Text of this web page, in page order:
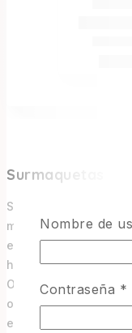
Surmaquetas
Surmaquetas es
modelismo ubicada
especializamos en
historia y
Operamos como e-
ofreciendo una
entusiastas.
Nombre de
Contraseña *